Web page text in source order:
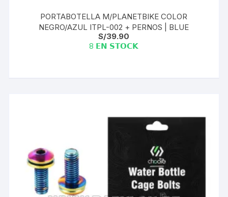
PORTABOTELLA M/PLANETBIKE COLOR
NEGRO/AZUL ITPL-002 + PERNOS | BLUE
S/39.90
8 𝗘𝗡 𝗦𝗧𝗢𝗖𝗞